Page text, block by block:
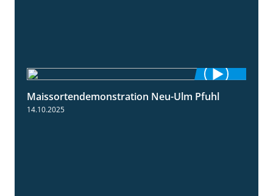
7:10
Maissortendemonstration Neu-Ulm Pfuhl
14.10.2025